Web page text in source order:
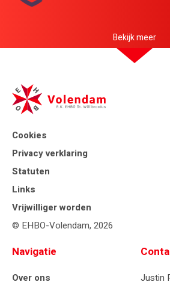
Bekijk meer
Cookies
Privacy verklaring
Statuten
Links
Vrijwilliger worden
© EHBO-Volendam, 2026
Navigatie
Over ons
Justin